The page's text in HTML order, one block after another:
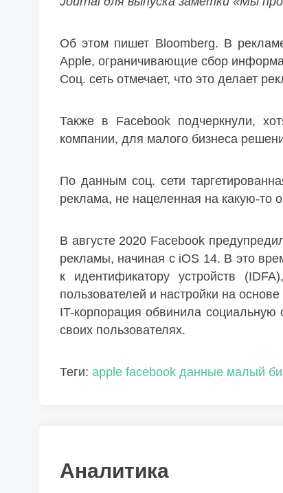
Об этом пишет Bloomberg. В
Apple, ограничивающие сбор
Соц. сеть отмечает, что это делает
Также в Facebook подчеркнули,
компании, для малого бизнеса
По данным соц. сети
реклама, не нацеленная на какую-то
В августе 2020 Facebook
рекламы, начиная с iOS 14. В это
к идентификатору устройств
пользователей и настройки на
IT-корпорация обвинила
своих пользователях.
Теги: apple facebook данные малый
Аналитика